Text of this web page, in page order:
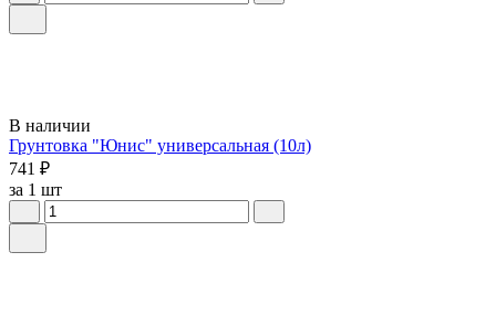
В наличии
Грунтовка "Юнис" универсальная (10л)
741 ₽
за 1 шт